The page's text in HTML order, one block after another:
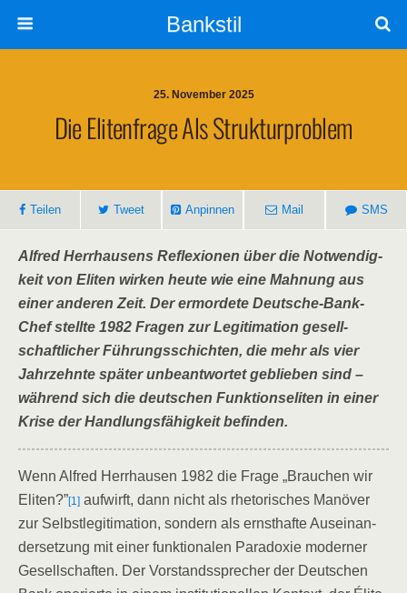
Bankstil
25. November 2025
Die Eli­ten­fra­ge Als Strukturproblem
Tei­len Tweet Anpin­nen Mail SMS
Alfred Herr­hau­sens Refle­xio­nen über die Not­wen­dig­
keit von Eli­ten wir­ken heu­te wie eine Mah­nung aus
einer ande­ren Zeit. Der ermor­de­te Deut­sche-Bank-
Chef stell­te 1982 Fra­gen zur Legi­ti­ma­ti­on gesell­
schaft­li­cher Füh­rungs­schich­ten, die mehr als vier
Jahr­zehn­te spä­ter unbe­ant­wor­tet geblie­ben sind –
wäh­rend sich die deut­schen Funk­ti­ons­eli­ten in einer
Kri­se der Hand­lungs­fä­hig­keit befinden.
Wenn Alfred Herr­hau­sen 1982 die Fra­ge „Brau­chen wir
Eli­ten?”[1] auf­wirft, dann nicht als rhe­to­ri­sches Manö­ver
zur Selbst­le­gi­ti­ma­ti­on, son­dern als ernst­haf­te Aus­ein­an­
der­set­zung mit einer funk­tio­na­len Para­do­xie moder­ner
Gesell­schaf­ten. Der Vor­stands­spre­cher der Deut­schen